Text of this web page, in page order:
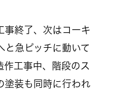
事終了、次はコーキ
と急ピッチに動いて
作工事中、階段のス
塗装も同時に行われ